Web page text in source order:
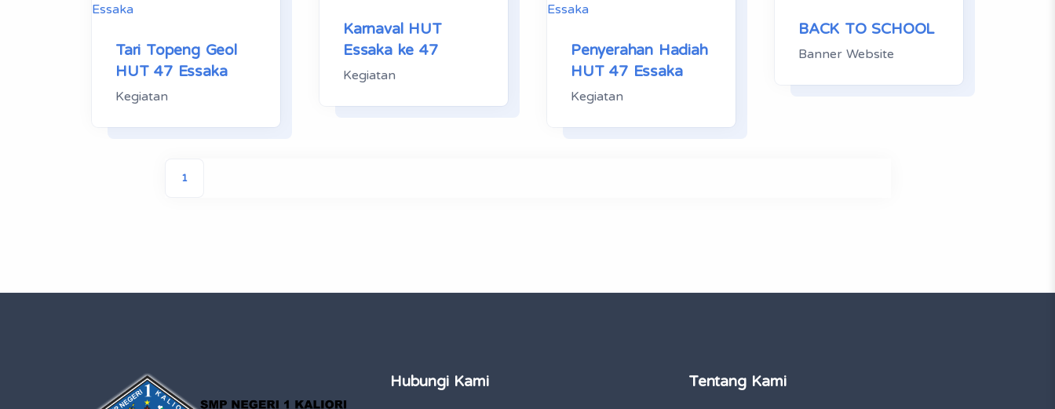
Tari Topeng Geol
HUT 47 Essaka
Kegiatan
Karnaval HUT
Essaka ke 47
Kegiatan
Penyerahan Hadiah
HUT 47 Essaka
Kegiatan
BACK TO SCHOOL
Banner Website
1
Hubungi Kami Tentang Kami